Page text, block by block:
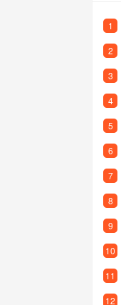
1
2
3
4
5
6
7
8
9
10
11
12